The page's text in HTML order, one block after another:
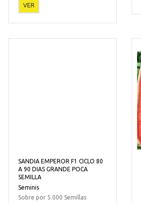
VER
SANDIA EMPEROR F1 CICLO 80
A 90 DIAS GRANDE POCA
SEMILLA
Seminis
Sobre por 5.000 Semillas